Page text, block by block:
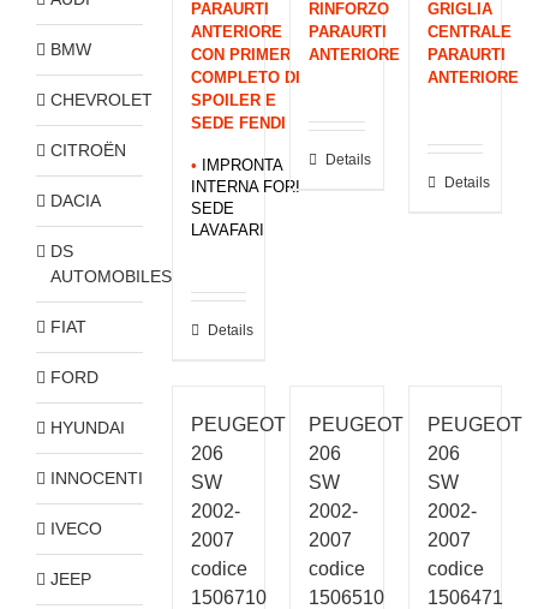
PARAURTI
ANTERIORE
CON PRIMER
COMPLETO DI
SPOILER E
SEDE FENDI
•
IMPRONTA
INTERNA FORI
SEDE
LAVAFARI
Details
RINFORZO
PARAURTI
ANTERIORE
Details
GRIGLIA
CENTRALE
PARAURTI
ANTERIORE
Details
PEUGEOT
206
SW
2002-
2007
codice
1506710
PEUGEOT
206
SW
2002-
2007
codice
1506510
PEUGEOT
206
SW
2002-
2007
codice
1506471
BMW
CHEVROLET
CITROËN
DACIA
DS
AUTOMOBILES
FIAT
FORD
HYUNDAI
INNOCENTI
IVECO
JEEP